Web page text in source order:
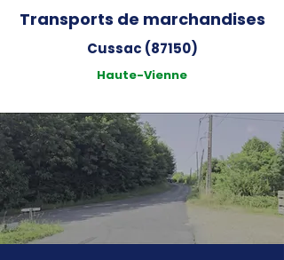
Transports de marchandises
Cussac (87150)
Haute-Vienne